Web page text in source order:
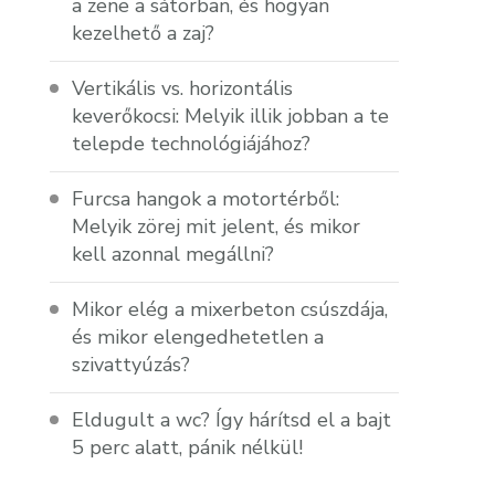
a zene a sátorban, és hogyan
kezelhető a zaj?
Vertikális vs. horizontális
keverőkocsi: Melyik illik jobban a te
telepde technológiájához?
Furcsa hangok a motortérből:
Melyik zörej mit jelent, és mikor
kell azonnal megállni?
Mikor elég a mixerbeton csúszdája,
és mikor elengedhetetlen a
szivattyúzás?
Eldugult a wc? Így hárítsd el a bajt
5 perc alatt, pánik nélkül!